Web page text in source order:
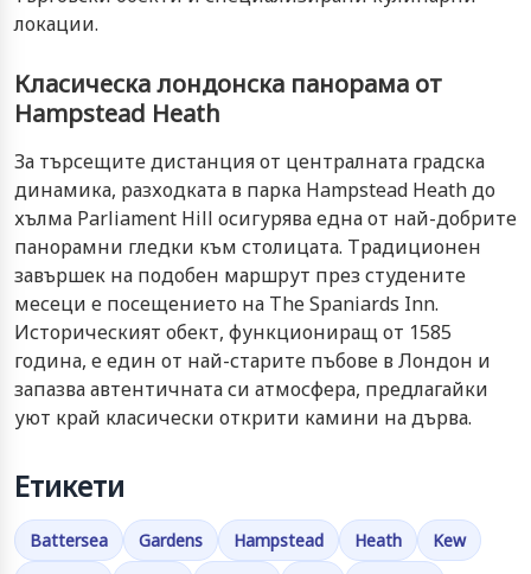
локации.
Класическа лондонска панорама от
Hampstead Heath
За търсещите дистанция от централната градска
динамика, разходката в парка Hampstead Heath до
хълма Parliament Hill осигурява една от най-добрите
панорамни гледки към столицата. Традиционен
завършек на подобен маршрут през студените
месеци е посещението на The Spaniards Inn.
Историческият обект, функциониращ от 1585
година, е един от най-старите пъбове в Лондон и
запазва автентичната си атмосфера, предлагайки
уют край класически открити камини на дърва.
Етикети
Battersea Gardens Hampstead Heath
Kew